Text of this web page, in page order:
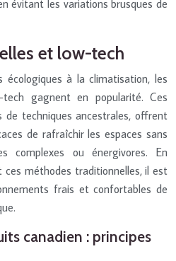
évitant les variations brusques de
et low-tech
écologiques à la climatisation, les
gagnent en popularité. Ces
de techniques ancestrales, offrent
de rafraîchir les espaces sans
complexes ou énergivores. En
méthodes traditionnelles, il est
frais et confortables de
canadien : principes